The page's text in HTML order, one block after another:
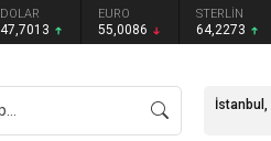
DOLAR
47,7013
EURO
55,0086
STERLİN
64,2273
İstanbul,